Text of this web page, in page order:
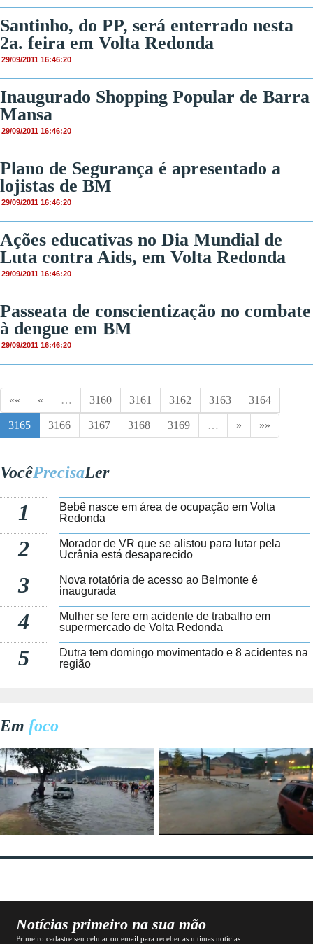
Santinho, do PP, será enterrado nesta
2a. feira em Volta Redonda
29/09/2011 16:46:20
Inaugurado Shopping Popular de Barra
Mansa
29/09/2011 16:46:20
Plano de Segurança é apresentado a
lojistas de BM
29/09/2011 16:46:20
Ações educativas no Dia Mundial de
Luta contra Aids, em Volta Redonda
29/09/2011 16:46:20
Passeata de conscientização no combate
à dengue em BM
29/09/2011 16:46:20
«« « … 3160 3161 3162 3163 3164
3165 3166 3167 3168 3169 … » »»
VocêPrecisaLer
1
Bebê nasce em área de ocupação em Volta
Redonda
2
Morador de VR que se alistou para lutar pela
Ucrânia está desaparecido
3
Nova rotatória de acesso ao Belmonte é
inaugurada
4
Mulher se fere em acidente de trabalho em
supermercado de Volta Redonda
5
Dutra tem domingo movimentado e 8 acidentes na
região
Em foco
Notícias primeiro na sua mão
Primeiro cadastre seu celular ou email para receber as ultimas notícias.